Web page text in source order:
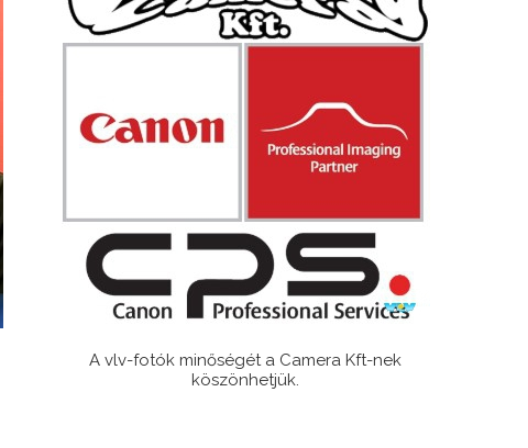
A vlv-fotók minőségét a Camera Kft-nek
köszönhetjük.